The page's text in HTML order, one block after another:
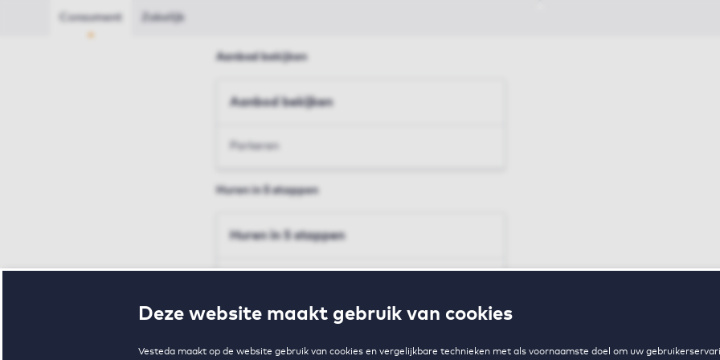
Deze website maakt gebruik van cookies
Vesteda maakt op de website gebruik van cookies en vergelijkbare technieken met als voornaamste doel om uw
Consument Zakelijk
Aanbod bekijken
Aanbod bekijken
Parkeren
Huren in 5 stappen
Huren in 5 stappen
Voorwaarden en toewijzing